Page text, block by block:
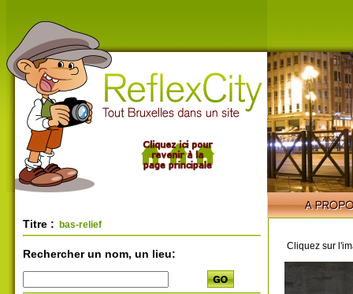
Titre : bas-relief
Rechercher un nom, un lieu:
Cliquez sur